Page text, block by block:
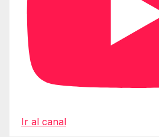
Ir al canal